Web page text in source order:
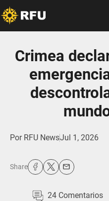
Crimea
Por RFU NewsJul 1, 2026
Share
24 Comentarios